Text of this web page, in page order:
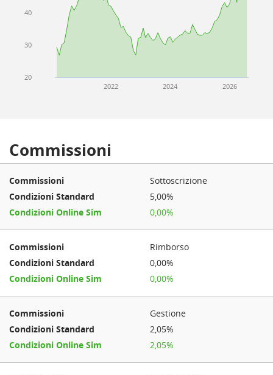
2022 2024 2026
20
30
40
Commissioni
Sottoscrizione
5,00%
0,00%
Rimborso
0,00%
0,00%
Gestione
2,05%
2,05%